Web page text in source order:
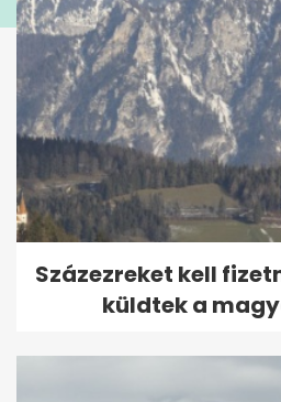
Százezreket kell
küldtek a